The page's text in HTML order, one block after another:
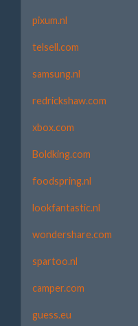
pixum.nl
telsell.com
samsung.nl
redrickshaw.com
xbox.com
Boldking.com
foodspring.nl
lookfantastic.nl
wondershare.com
spartoo.nl
camper.com
guess.eu